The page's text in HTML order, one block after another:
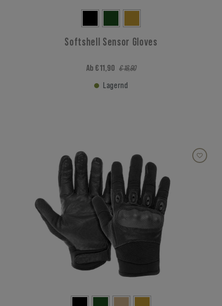
Softshell Sensor Gloves
Ab € 11,90 € 18,90
Lagernd